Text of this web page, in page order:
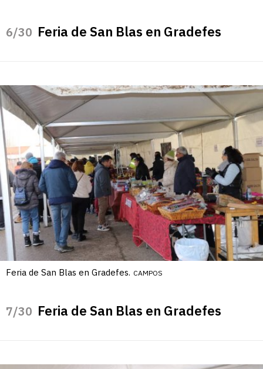
/30 Feria de San Blas en Gradefes
Feria de San Blas en Gradefes. CAMPOS
/30 Feria de San Blas en Gradefes